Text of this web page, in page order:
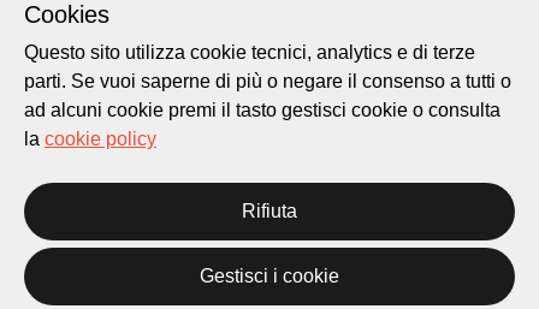
Città di Lugano
Cookies
Questo sito utilizza cookie tecnici, analytics e di terze
parti. Se vuoi saperne di più o negare il consenso a tutti o
ad alcuni cookie premi il tasto gestisci cookie o consulta
la cookie policy
Rifiuta
Gestisci i cookie